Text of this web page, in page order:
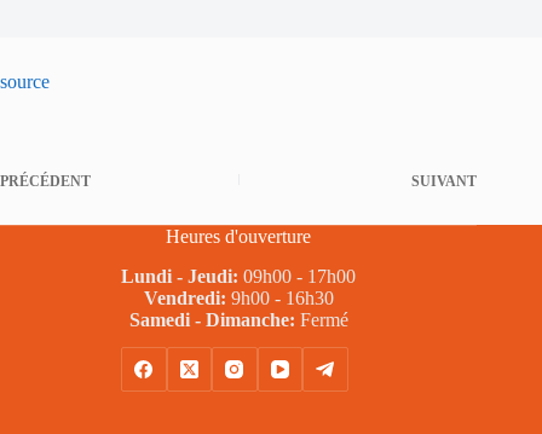
source
PRÉCÉDENT SUIVANT
Heures d'ouverture
Lundi - Jeudi: 09h00 - 17h00
Vendredi: 9h00 - 16h30
Samedi - Dimanche: Fermé